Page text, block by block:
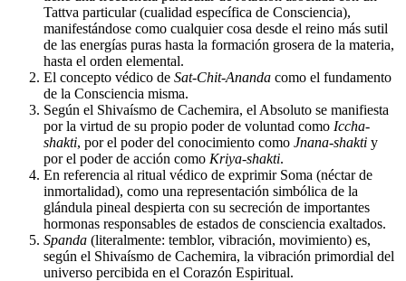
Tattva particular (cualidad específica de Consciencia),
manifestándose como cualquier cosa desde el reino más sutil
de las energías puras hasta la formación grosera de la materia,
hasta el orden elemental.
El concepto védico de Sat-Chit-Ananda como el fundamento
de la Consciencia misma.
Según el Shivaísmo de Cachemira, el Absoluto se manifiesta
por la virtud de su propio poder de voluntad como Iccha-
shakti, por el poder del conocimiento como Jnana-shakti y
por el poder de acción como Kriya-shakti.
En referencia al ritual védico de exprimir Soma (néctar de
inmortalidad), como una representación simbólica de la
glándula pineal despierta con su secreción de importantes
hormonas responsables de estados de consciencia exaltados.
Spanda (literalmente: temblor, vibración, movimiento) es,
según el Shivaísmo de Cachemira, la vibración primordial del
universo percibida en el Corazón Espiritual.